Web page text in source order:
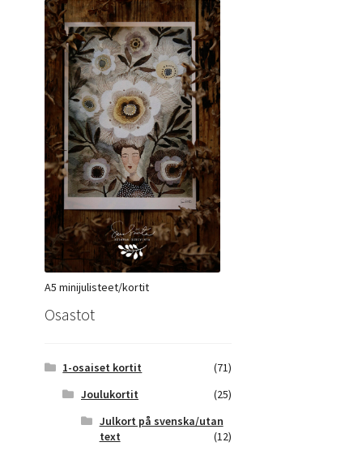
A5 minijulisteet/kortit
Osastot
1-osaiset kortit
(71)
Joulukortit
(25)
Julkort på svenska/utan
text
(12)